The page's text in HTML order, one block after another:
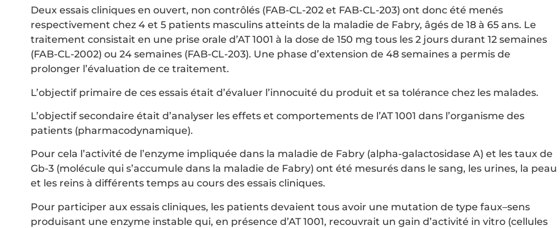
Deux essais cliniques en ouvert, non contrôlés (FAB-CL-202 et FAB-CL-203) ont donc été menés
respectivement chez 4 et 5 patients masculins atteints de la maladie de Fabry, âgés de 18 à 65 ans. Le
traitement consistait en une prise orale d’AT 1001 à la dose de 150 mg tous les 2 jours durant 12 semaines
(FAB-CL-2002) ou 24 semaines (FAB-CL-203). Une phase d’extension de 48 semaines a permis de
prolonger l’évaluation de ce traitement.
L’objectif primaire de ces essais était d’évaluer l’innocuité du produit et sa tolérance chez les malades.
L’objectif secondaire était d’analyser les effets et comportements de l’AT 1001 dans l’organisme des
patients (pharmacodynamique).
Pour cela l’activité de l’enzyme impliquée dans la maladie de Fabry (alpha-galactosidase A) et les taux de
Gb-3 (molécule qui s’accumule dans la maladie de Fabry) ont été mesurés dans le sang, les urines, la peau
et les reins à différents temps au cours des essais cliniques.
Pour participer aux essais cliniques, les patients devaient tous avoir une mutation de type faux–sens
produisant une enzyme instable qui, en présence d’AT 1001, recouvrait un gain d’activité in vitro (cellules